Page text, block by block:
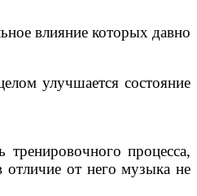
влияние которых давно
улучшается состояние
процесса,
отличие от него музыка не